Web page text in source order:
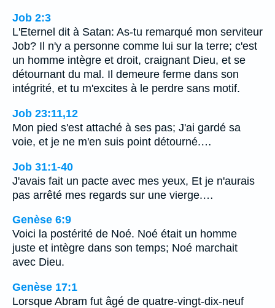
Job 2:3
L'Eternel dit à Satan: As-tu remarqué mon serviteur
Job? Il n'y a personne comme lui sur la terre; c'est
un homme intègre et droit, craignant Dieu, et se
détournant du mal. Il demeure ferme dans son
intégrité, et tu m'excites à le perdre sans motif.
Job 23:11,12
Mon pied s'est attaché à ses pas; J'ai gardé sa
voie, et je ne m'en suis point détourné.…
Job 31:1-40
J'avais fait un pacte avec mes yeux, Et je n'aurais
pas arrêté mes regards sur une vierge.…
Genèse 6:9
Voici la postérité de Noé. Noé était un homme
juste et intègre dans son temps; Noé marchait
avec Dieu.
Genèse 17:1
Lorsque Abram fut âgé de quatre-vingt-dix-neuf